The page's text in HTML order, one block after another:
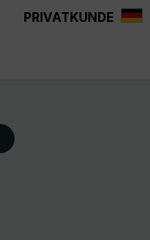
PRIVATKUNDE